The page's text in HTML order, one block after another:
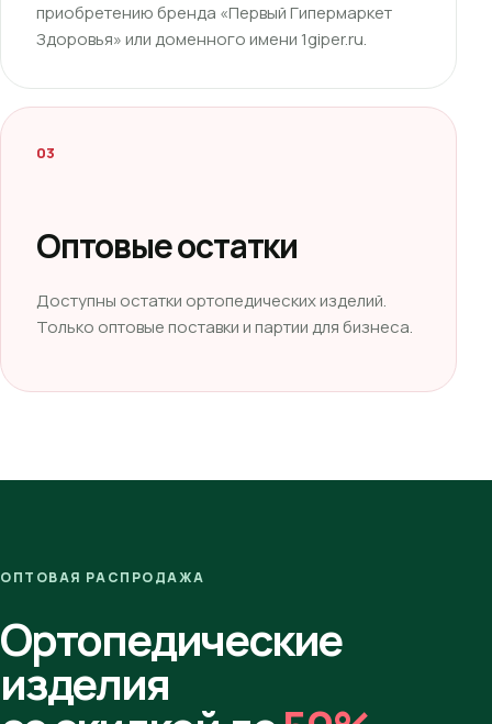
приобретению бренда «Первый Гипермаркет
Здоровья» или доменного имени 1giper.ru.
03
Оптовые остатки
Доступны остатки ортопедических изделий.
Только оптовые поставки и партии для бизнеса.
ОПТОВАЯ РАСПРОДАЖА
Ортопедические
изделия